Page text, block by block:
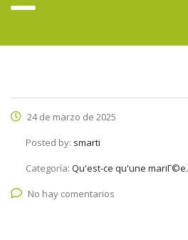
24 de marzo de 2025
Posted by: smarti
Categoría: Qu'est-ce qu'une mariГ©e.
No hay comentarios